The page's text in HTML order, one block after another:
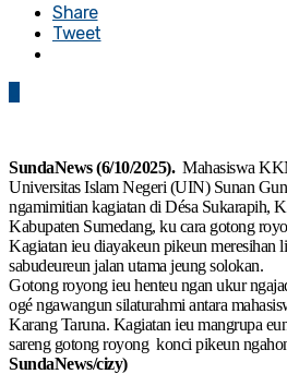
Share
Tweet
SundaNews (6/10/2025).Mahasiswa
Universitas Islam Negeri (UIN) Sunan
ngamimitian kagiatan di Désa Sukarapih,
Kabupaten Sumedang, ku cara gotong
Kagiatan ieu diayakeun pikeun meresihan
sabudeureun jalan utama jeung solokan.
Gotong royong ieu henteu ngan ukur
ogé ngawangun silaturahmi antara
Karang Taruna. Kagiatan ieu mangrupa
sareng gotong royong konci pikeun
SundaNews/cizy)